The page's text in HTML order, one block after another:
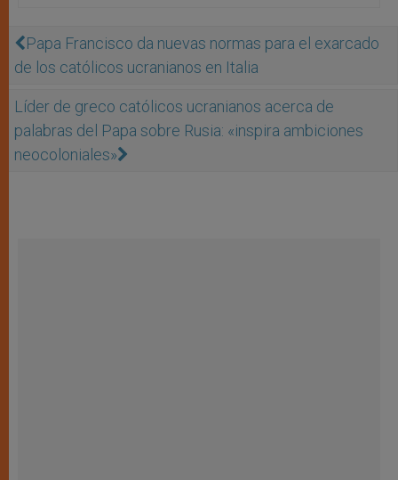
Papa Francisco da nuevas normas para el exarcado
de los católicos ucranianos en Italia
Líder de greco católicos ucranianos acerca de
palabras del Papa sobre Rusia: «inspira ambiciones
neocoloniales»